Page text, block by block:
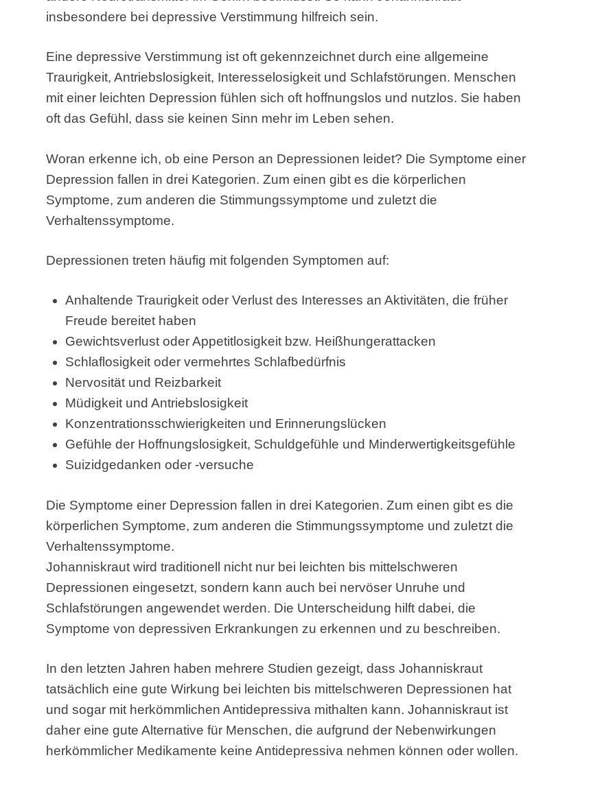
insbesondere bei depressive Verstimmung hilfreich sein.
Eine depressive Verstimmung ist oft gekennzeichnet durch eine allgemeine
Traurigkeit, Antriebslosigkeit, Interesselosigkeit und Schlafstörungen. Menschen
mit einer leichten Depression fühlen sich oft hoffnungslos und nutzlos. Sie haben
oft das Gefühl, dass sie keinen Sinn mehr im Leben sehen.
Woran erkenne ich, ob eine Person an Depressionen leidet? Die Symptome einer
Depression fallen in drei Kategorien. Zum einen gibt es die körperlichen
Symptome, zum anderen die Stimmungssymptome und zuletzt die
Verhaltenssymptome.
Depressionen treten häufig mit folgenden Symptomen auf:
Anhaltende Traurigkeit oder Verlust des Interesses an Aktivitäten, die früher
Freude bereitet haben
Gewichtsverlust oder Appetitlosigkeit bzw. Heißhungerattacken
Schlaflosigkeit oder vermehrtes Schlafbedürfnis
Nervosität und Reizbarkeit
Müdigkeit und Antriebslosigkeit
Konzentrationsschwierigkeiten und Erinnerungslücken
Gefühle der Hoffnungslosigkeit, Schuldgefühle und Minderwertigkeitsgefühle
Suizidgedanken oder -versuche
Die Symptome einer Depression fallen in drei Kategorien. Zum einen gibt es die
körperlichen Symptome, zum anderen die Stimmungssymptome und zuletzt die
Verhaltenssymptome.
Johanniskraut wird traditionell nicht nur bei leichten bis mittelschweren
Depressionen eingesetzt, sondern kann auch bei nervöser Unruhe und
Schlafstörungen angewendet werden. Die Unterscheidung hilft dabei, die
Symptome von depressiven Erkrankungen zu erkennen und zu beschreiben.
In den letzten Jahren haben mehrere Studien gezeigt, dass Johanniskraut
tatsächlich eine gute Wirkung bei leichten bis mittelschweren Depressionen hat
und sogar mit herkömmlichen Antidepressiva mithalten kann. Johanniskraut ist
daher eine gute Alternative für Menschen, die aufgrund der Nebenwirkungen
herkömmlicher Medikamente keine Antidepressiva nehmen können oder wollen.